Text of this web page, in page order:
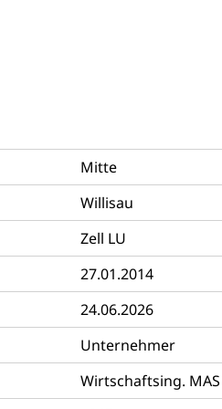
Mitte
Willisau
Zell LU
27.01.2014
24.06.2026
Unternehmer
Wirtschaftsing. MAS
Fischerei, Viehzucht
Halten von Wildtieren
Zivilstandsamt, Erben, Erbenliste
Dienstverweigerer,